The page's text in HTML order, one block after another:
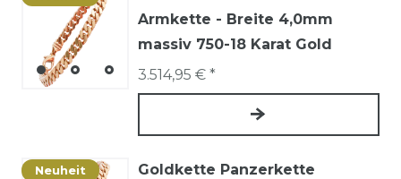
Armkette - Breite 4,0mm
massiv 750-18 Karat Gold
3.514,95 € *
Neuheit
Goldkette Panzerkette